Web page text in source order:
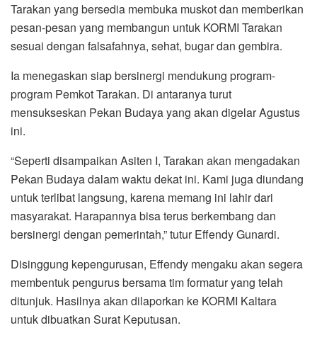
Tarakan yang bersedia membuka muskot dan memberikan
pesan-pesan yang membangun untuk KORMI Tarakan
sesuai dengan falsafahnya, sehat, bugar dan gembira.
Ia menegaskan siap bersinergi mendukung program-
program Pemkot Tarakan. Di antaranya turut
mensukseskan Pekan Budaya yang akan digelar Agustus
ini.
“Seperti disampaikan Asiten I, Tarakan akan mengadakan
Pekan Budaya dalam waktu dekat ini. Kami juga diundang
untuk terlibat langsung, karena memang ini lahir dari
masyarakat. Harapannya bisa terus berkembang dan
bersinergi dengan pemerintah,” tutur Effendy Gunardi.
Disinggung kepengurusan, Effendy mengaku akan segera
membentuk pengurus bersama tim formatur yang telah
ditunjuk. Hasilnya akan dilaporkan ke KORMI Kaltara
untuk dibuatkan Surat Keputusan.